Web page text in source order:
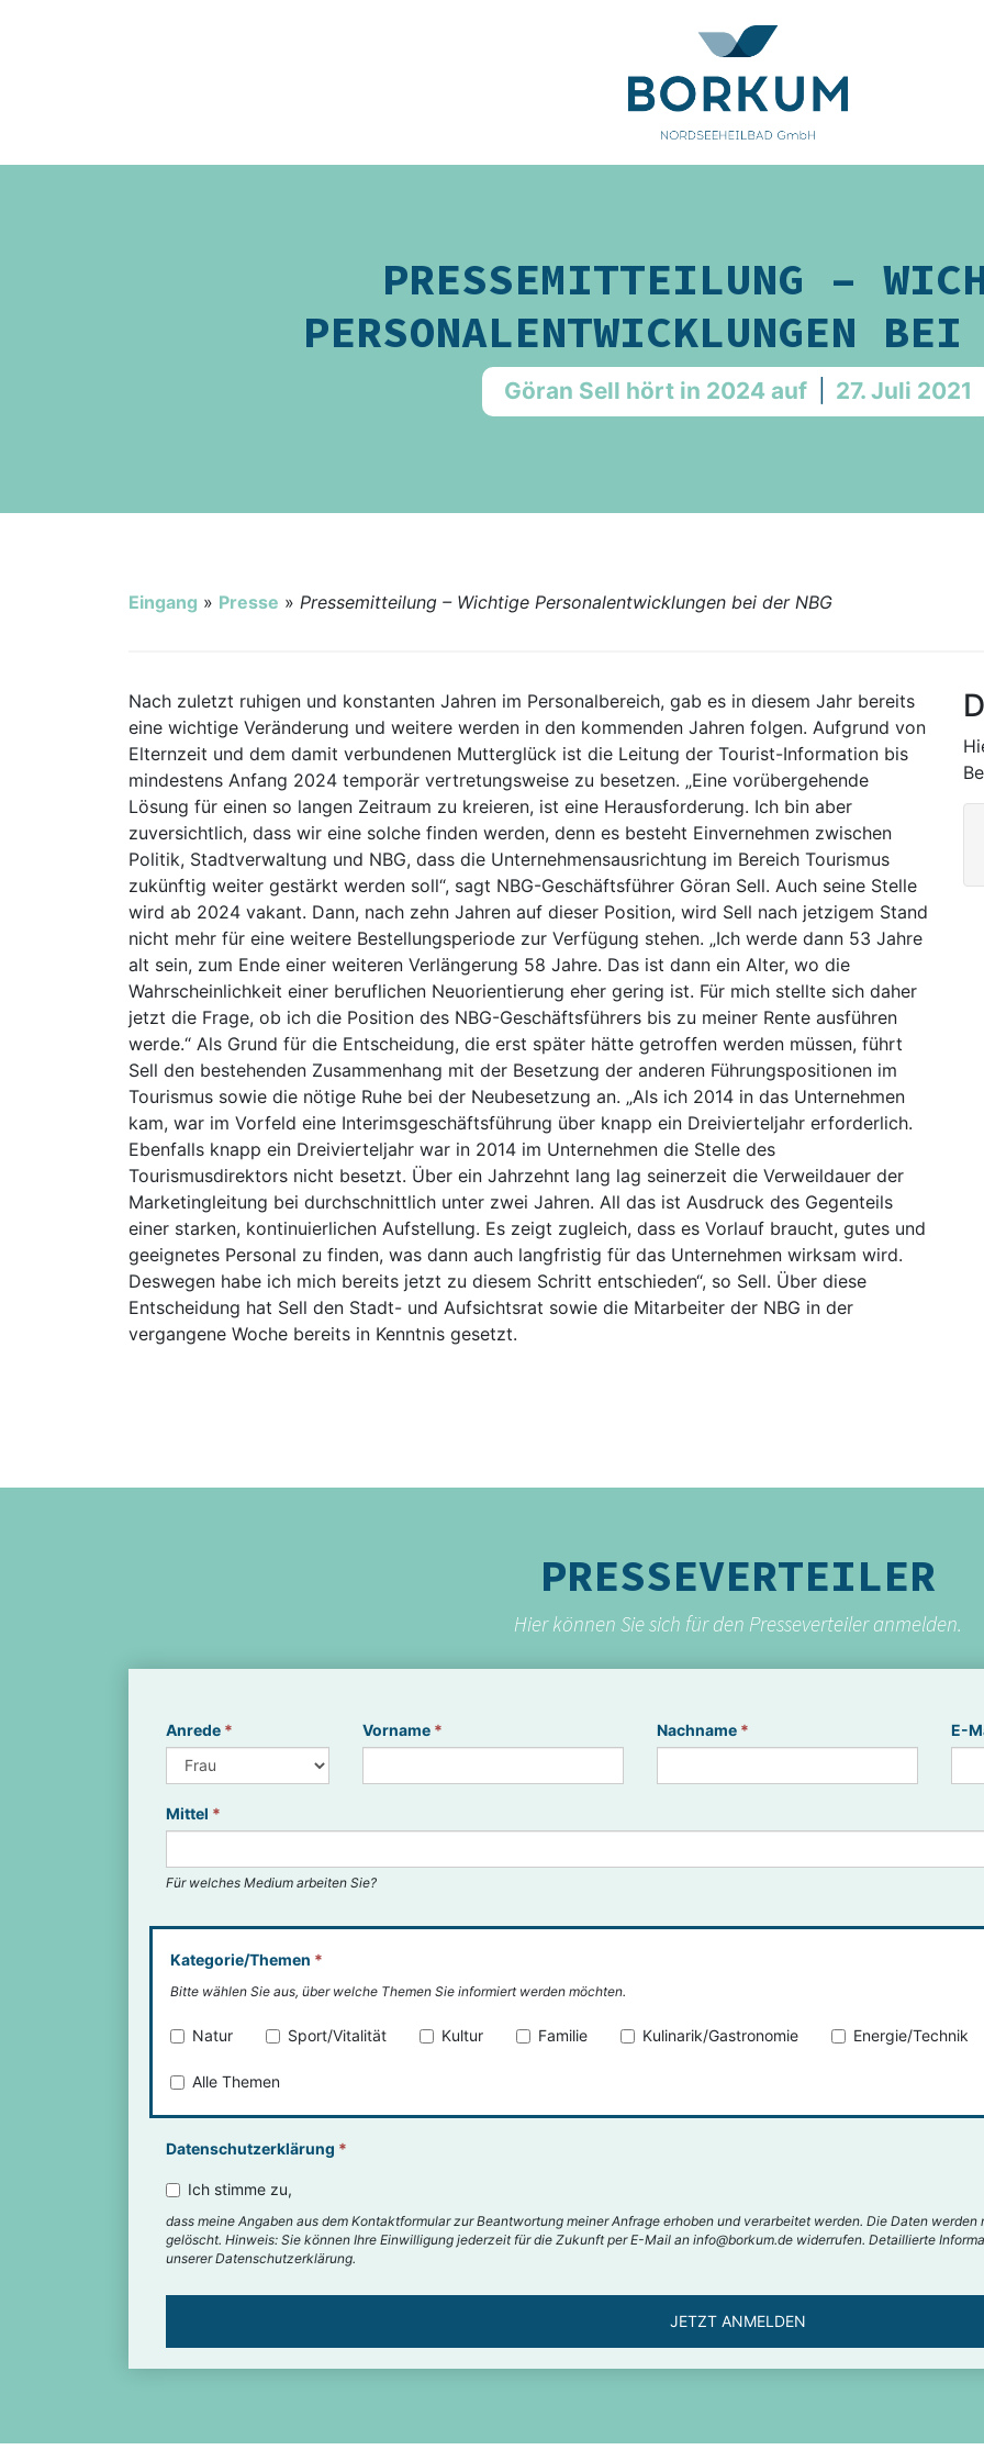
Stadt Borkum
PRESSEMITTEILUNG –
PERSONALENTWICKLUNGEN
Göran Sell hört in 2024 auf 27. Juli 2021
Eingang » Presse » Pressemitteilung – Wichtige Personalentwicklungen bei der NBG
Nach zuletzt ruhigen und konstanten Jahren im Personalbereich, gab es in diesem Jahr bereits
eine wichtige Veränderung und weitere werden in den kommenden Jahren folgen. Aufgrund von
Elternzeit und dem damit verbundenen Mutterglück ist die Leitung der Tourist-Information bis
mindestens Anfang 2024 temporär vertretungsweise zu besetzen. „Eine vorübergehende
Lösung für einen so langen Zeitraum zu kreieren, ist eine Herausforderung. Ich bin aber
zuversichtlich, dass wir eine solche finden werden, denn es besteht Einvernehmen zwischen
Politik, Stadtverwaltung und NBG, dass die Unternehmensausrichtung im Bereich Tourismus
zukünftig weiter gestärkt werden soll“, sagt NBG-Geschäftsführer Göran Sell. Auch seine Stelle
wird ab 2024 vakant. Dann, nach zehn Jahren auf dieser Position, wird Sell nach jetzigem Stand
nicht mehr für eine weitere Bestellungsperiode zur Verfügung stehen. „Ich werde dann 53 Jahre
alt sein, zum Ende einer weiteren Verlängerung 58 Jahre. Das ist dann ein Alter, wo die
Wahrscheinlichkeit einer beruflichen Neuorientierung eher gering ist. Für mich stellte sich daher
jetzt die Frage, ob ich die Position des NBG-Geschäftsführers bis zu meiner Rente ausführen
werde.“ Als Grund für die Entscheidung, die erst später hätte getroffen werden müssen, führt
Sell den bestehenden Zusammenhang mit der Besetzung der anderen Führungspositionen im
Tourismus sowie die nötige Ruhe bei der Neubesetzung an. „Als ich 2014 in das Unternehmen
kam, war im Vorfeld eine Interimsgeschäftsführung über knapp ein Dreivierteljahr erforderlich.
Ebenfalls knapp ein Dreivierteljahr war in 2014 im Unternehmen die Stelle des
Tourismusdirektors nicht besetzt. Über ein Jahrzehnt lang lag seinerzeit die Verweildauer der
Marketingleitung bei durchschnittlich unter zwei Jahren. All das ist Ausdruck des Gegenteils
einer starken, kontinuierlichen Aufstellung. Es zeigt zugleich, dass es Vorlauf braucht, gutes und
geeignetes Personal zu finden, was dann auch langfristig für das Unternehmen wirksam wird.
Deswegen habe ich mich bereits jetzt zu diesem Schritt entschieden“, so Sell. Über diese
Entscheidung hat Sell den Stadt- und Aufsichtsrat sowie die Mitarbeiter der NBG in der
vergangene Woche bereits in Kenntnis gesetzt.
PRESSEVERTEILER
Hier können Sie sich für den Presseverteiler anmelden.
Anrede * Vorname * Nachname * E-
Mittel *
Für welches Medium arbeiten Sie?
Kategorie/Themen *
Bitte wählen Sie aus, über welche Themen Sie informiert werden möchten.
Natur Sport/Vitalität Kultur Familie Kulinarik/Gastronomie Energie/Technik
Alle Themen
Datenschutzerklärung *
Ich stimme zu,
dass meine Angaben aus dem Kontaktformular zur Beantwortung meiner Anfrage erhoben und verarbeitet werden. Die Daten
gelöscht. Hinweis: Sie können Ihre Einwilligung jederzeit für die Zukunft per E-Mail an info@borkum.de widerrufen. Detaillierte
unserer Datenschutzerklärung.
JETZT ANMELDEN